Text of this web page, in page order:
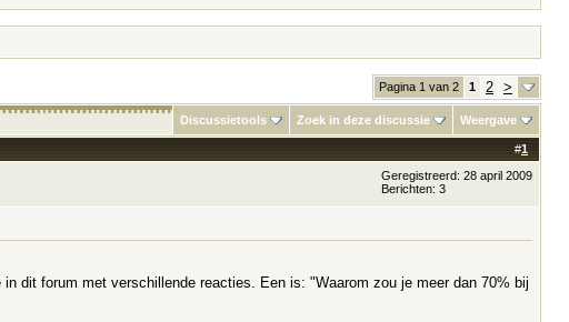
Pagina 1 van 2 1 2 >
Discussietools Zoek in deze discussie Weergave
#1
Geregistreerd: 28 april 2009
Berichten: 3
dit forum met verschillende reacties. Een is: "Waarom zou je meer dan 70% bij